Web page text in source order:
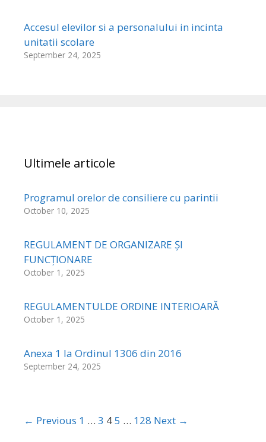
Accesul elevilor si a personalului in incinta
unitatii scolare
September 24, 2025
Ultimele articole
Programul orelor de consiliere cu parintii
October 10, 2025
REGULAMENT DE ORGANIZARE ȘI
FUNCȚIONARE
October 1, 2025
REGULAMENTULDE ORDINE INTERIOARĂ
October 1, 2025
Anexa 1 la Ordinul 1306 din 2016
September 24, 2025
← Previous 1 … 3 45 … 128 Next →